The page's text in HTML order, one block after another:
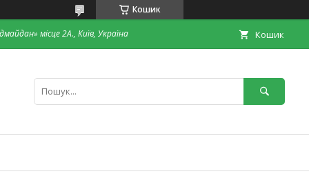
Кошик
місце 2А., Київ, Україна Кошик